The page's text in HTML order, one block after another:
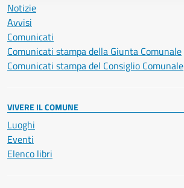
Notizie
Avvisi
Comunicati
Comunicati stampa della Giunta Comunale
Comunicati stampa del Consiglio Comunale
VIVERE IL COMUNE
Luoghi
Eventi
Elenco libri